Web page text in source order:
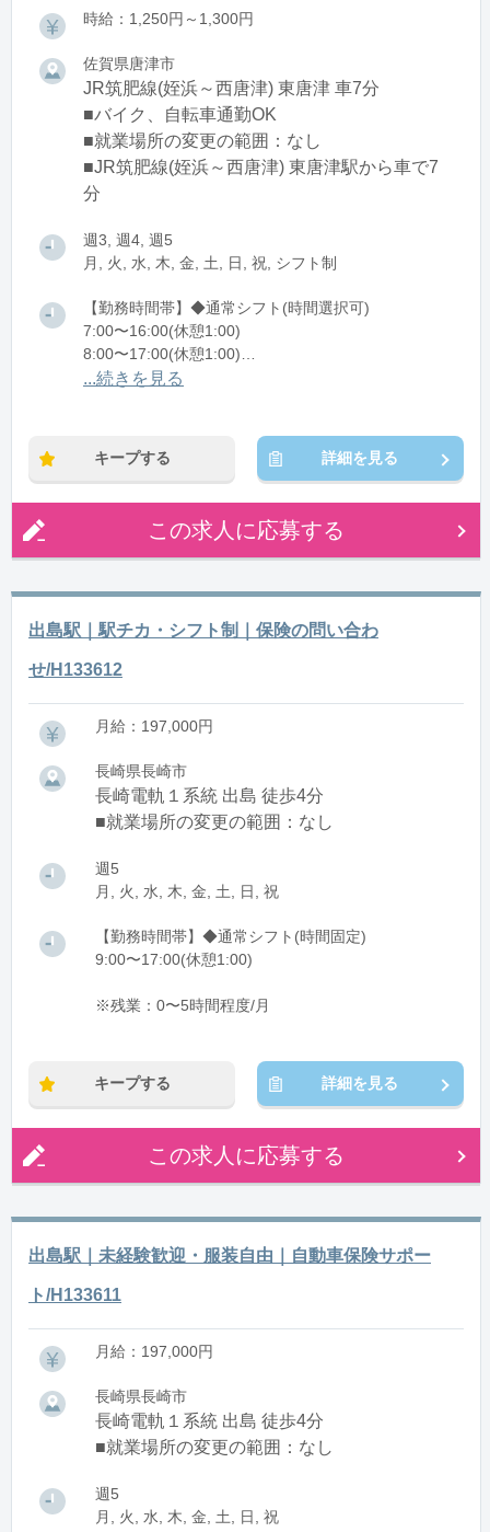
時給：1,250円～1,300円
佐賀県唐津市
JR筑肥線(姪浜～西唐津) 東唐津 車7分
■バイク、自転車通勤OK
■就業場所の変更の範囲：なし
■JR筑肥線(姪浜～西唐津) 東唐津駅から車で7
分
週3, 週4, 週5
月, 火, 水, 木, 金, 土, 日, 祝, シフト制
【勤務時間帯】◆通常シフト(時間選択可)
7:00〜16:00(休憩1:00)
8:00〜17:00(休憩1:00)
12:00〜21:00(休憩1:00)
...続きを見る
キープする 詳細を見る
この求人に応募する
出島駅｜駅チカ・シフト制｜保険の問い合わ
せ/H133612
月給：197,000円
長崎県長崎市
長崎電軌１系統 出島 徒歩4分
■就業場所の変更の範囲：なし
週5
月, 火, 水, 木, 金, 土, 日, 祝
【勤務時間帯】◆通常シフト(時間固定)
9:00〜17:00(休憩1:00)
※残業：0〜5時間程度/月
キープする 詳細を見る
この求人に応募する
出島駅｜未経験歓迎・服装自由｜自動車保険サポー
ト/H133611
月給：197,000円
長崎県長崎市
長崎電軌１系統 出島 徒歩4分
■就業場所の変更の範囲：なし
週5
月, 火, 水, 木, 金, 土, 日, 祝